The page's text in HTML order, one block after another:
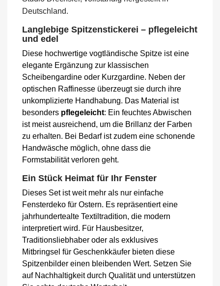
Deutschland.
Langlebige Spitzenstickerei – pflegeleicht
und edel
Diese hochwertige vogtländische Spitze ist eine
elegante Ergänzung zur klassischen
Scheibengardine oder Kurzgardine. Neben der
optischen Raffinesse überzeugt sie durch ihre
unkomplizierte Handhabung. Das Material ist
besonders pflegeleicht: Ein feuchtes Abwischen
ist meist ausreichend, um die Brillanz der Farben
zu erhalten. Bei Bedarf ist zudem eine schonende
Handwäsche möglich, ohne dass die
Formstabilität verloren geht.
Ein Stück Heimat für Ihr Fenster
Dieses Set ist weit mehr als nur einfache
Fensterdeko für Ostern. Es repräsentiert eine
jahrhundertealte Textiltradition, die modern
interpretiert wird. Für Hausbesitzer,
Traditionsliebhaber oder als exklusives
Mitbringsel für Geschenkkäufer bieten diese
Spitzenbilder einen bleibenden Wert. Setzen Sie
auf Nachhaltigkeit durch Qualität und unterstützen